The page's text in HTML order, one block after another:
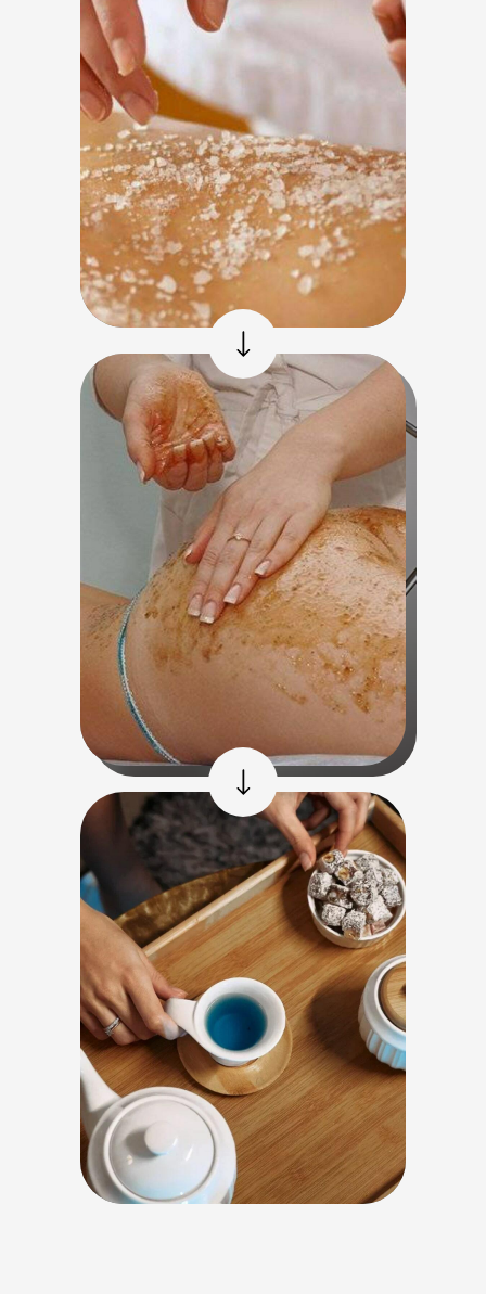
Чайная церемония с сезонным
авторским чаем и турецкими
сладостями
Восстанавливающий
массаж лица с
нанесением
скульптурирующего oil-
концентрата
Массаж горячими
природными камнями
Аромамассаж всего тела
натуральным кокосовым
маслом